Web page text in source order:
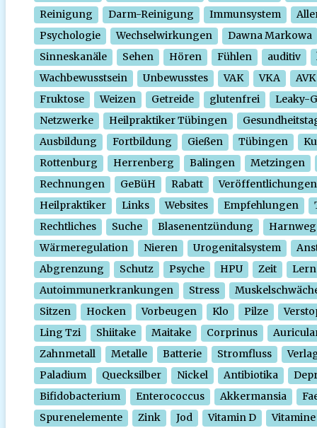
Reinigung
Darm-Reinigung Immunsystem
Psychologie
Wechselwirkungen
Dawna Markowa
Sinneskanäle
Sehen Hören Fühlen auditiv
Wachbewusstsein
Unbewusstes VAK VKA
AVK
Fruktose
Weizen Getreide glutenfrei
Leaky-
Netzwerke
Heilpraktiker Tübingen
Ausbildung
Fortbildung Gießen Tübingen
Rottenburg
Herrenberg Balingen
Metzingen
Rechnungen
GeBüH Rabatt
Veröffentlichungen
Heilpraktiker
Links Websites Empfehlungen
Rechtliches
Suche Blasenentzündung
Wärmeregulation
Nieren Urogenitalsystem
Abgrenzung
Schutz Psyche HPU Zeit
Autoimmunerkrankungen
Stress
Sitzen
Hocken Vorbeugen Klo Pilze
Ling Tzi
Shiitake Maitake Corprinus
Zahnmetall
Metalle Batterie Stromfluss
Paladium
Quecksilber Nickel Antibiotika
Bifidobacterium
Enterococcus Akkermansia
Spurenelemente
Zink Jod Vitamin D
Vitamine